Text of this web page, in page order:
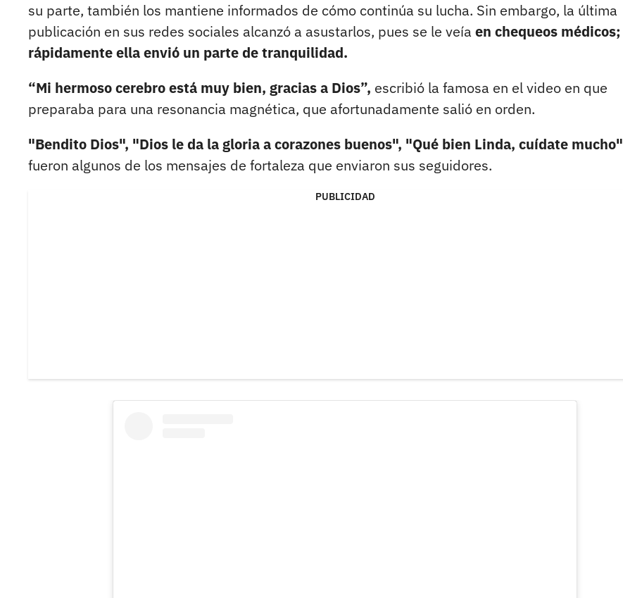
su parte, también los mantiene informados de cómo continúa su lucha. Sin embargo, la última
publicación en sus redes sociales alcanzó a asustarlos, pues se le veía en chequeos médicos;
rápidamente ella envió un parte de tranquilidad.
“Mi hermoso cerebro está muy bien, gracias a Dios”, escribió la famosa en el video en que
preparaba para una resonancia magnética, que afortunadamente salió en orden.
"Bendito Dios", "Dios le da la gloria a corazones buenos", "Qué bien Linda, cuídate mucho"
fueron algunos de los mensajes de fortaleza que enviaron sus seguidores.
PUBLICIDAD